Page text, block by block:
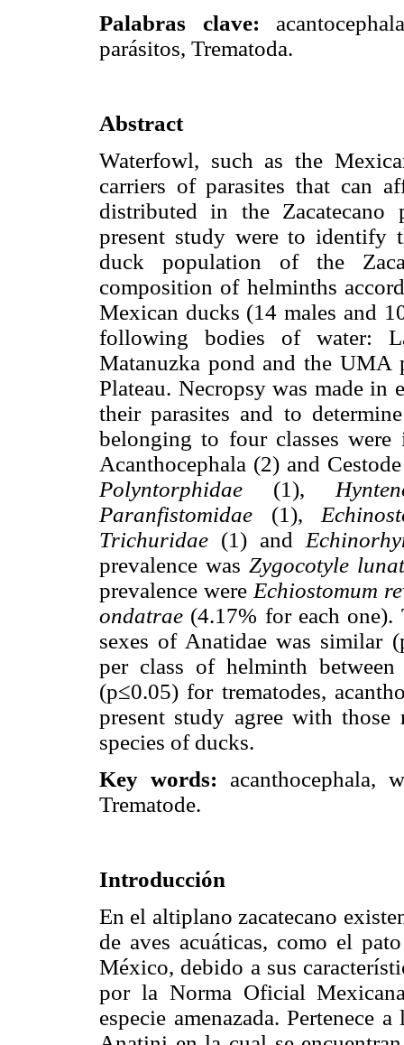
Palabras clave:
parásitos, Trematoda.
Abstract
Waterfowl, such as the
carriers of parasites that can
distributed in the
present study were to identify
duck population of the
composition of helminths
Mexican ducks (14 males and
following bodies of water:
Matanuzka pond and the UMA
Plateau. Necropsy was made
their parasites and to
belonging to four classes were
Acanthocephala (2) and
Polyntorphidae (1),
Paranfistomidae (1),
Trichuridae (1) and
prevalence wasZygocotyle
prevalence were Echiostomum
ondatrae (4.17% for each one).
sexes of Anatidae was similar
per class of helminth
(p≤0.05) for trematodes,
present study agree with
species of ducks.
Key words: acanthocephala,
Trematode.
Introducción
En el altiplano zacatecano
de aves acuáticas, como el
México, debido a sus
por la Norma Oficial
especie amenazada. Pertenece